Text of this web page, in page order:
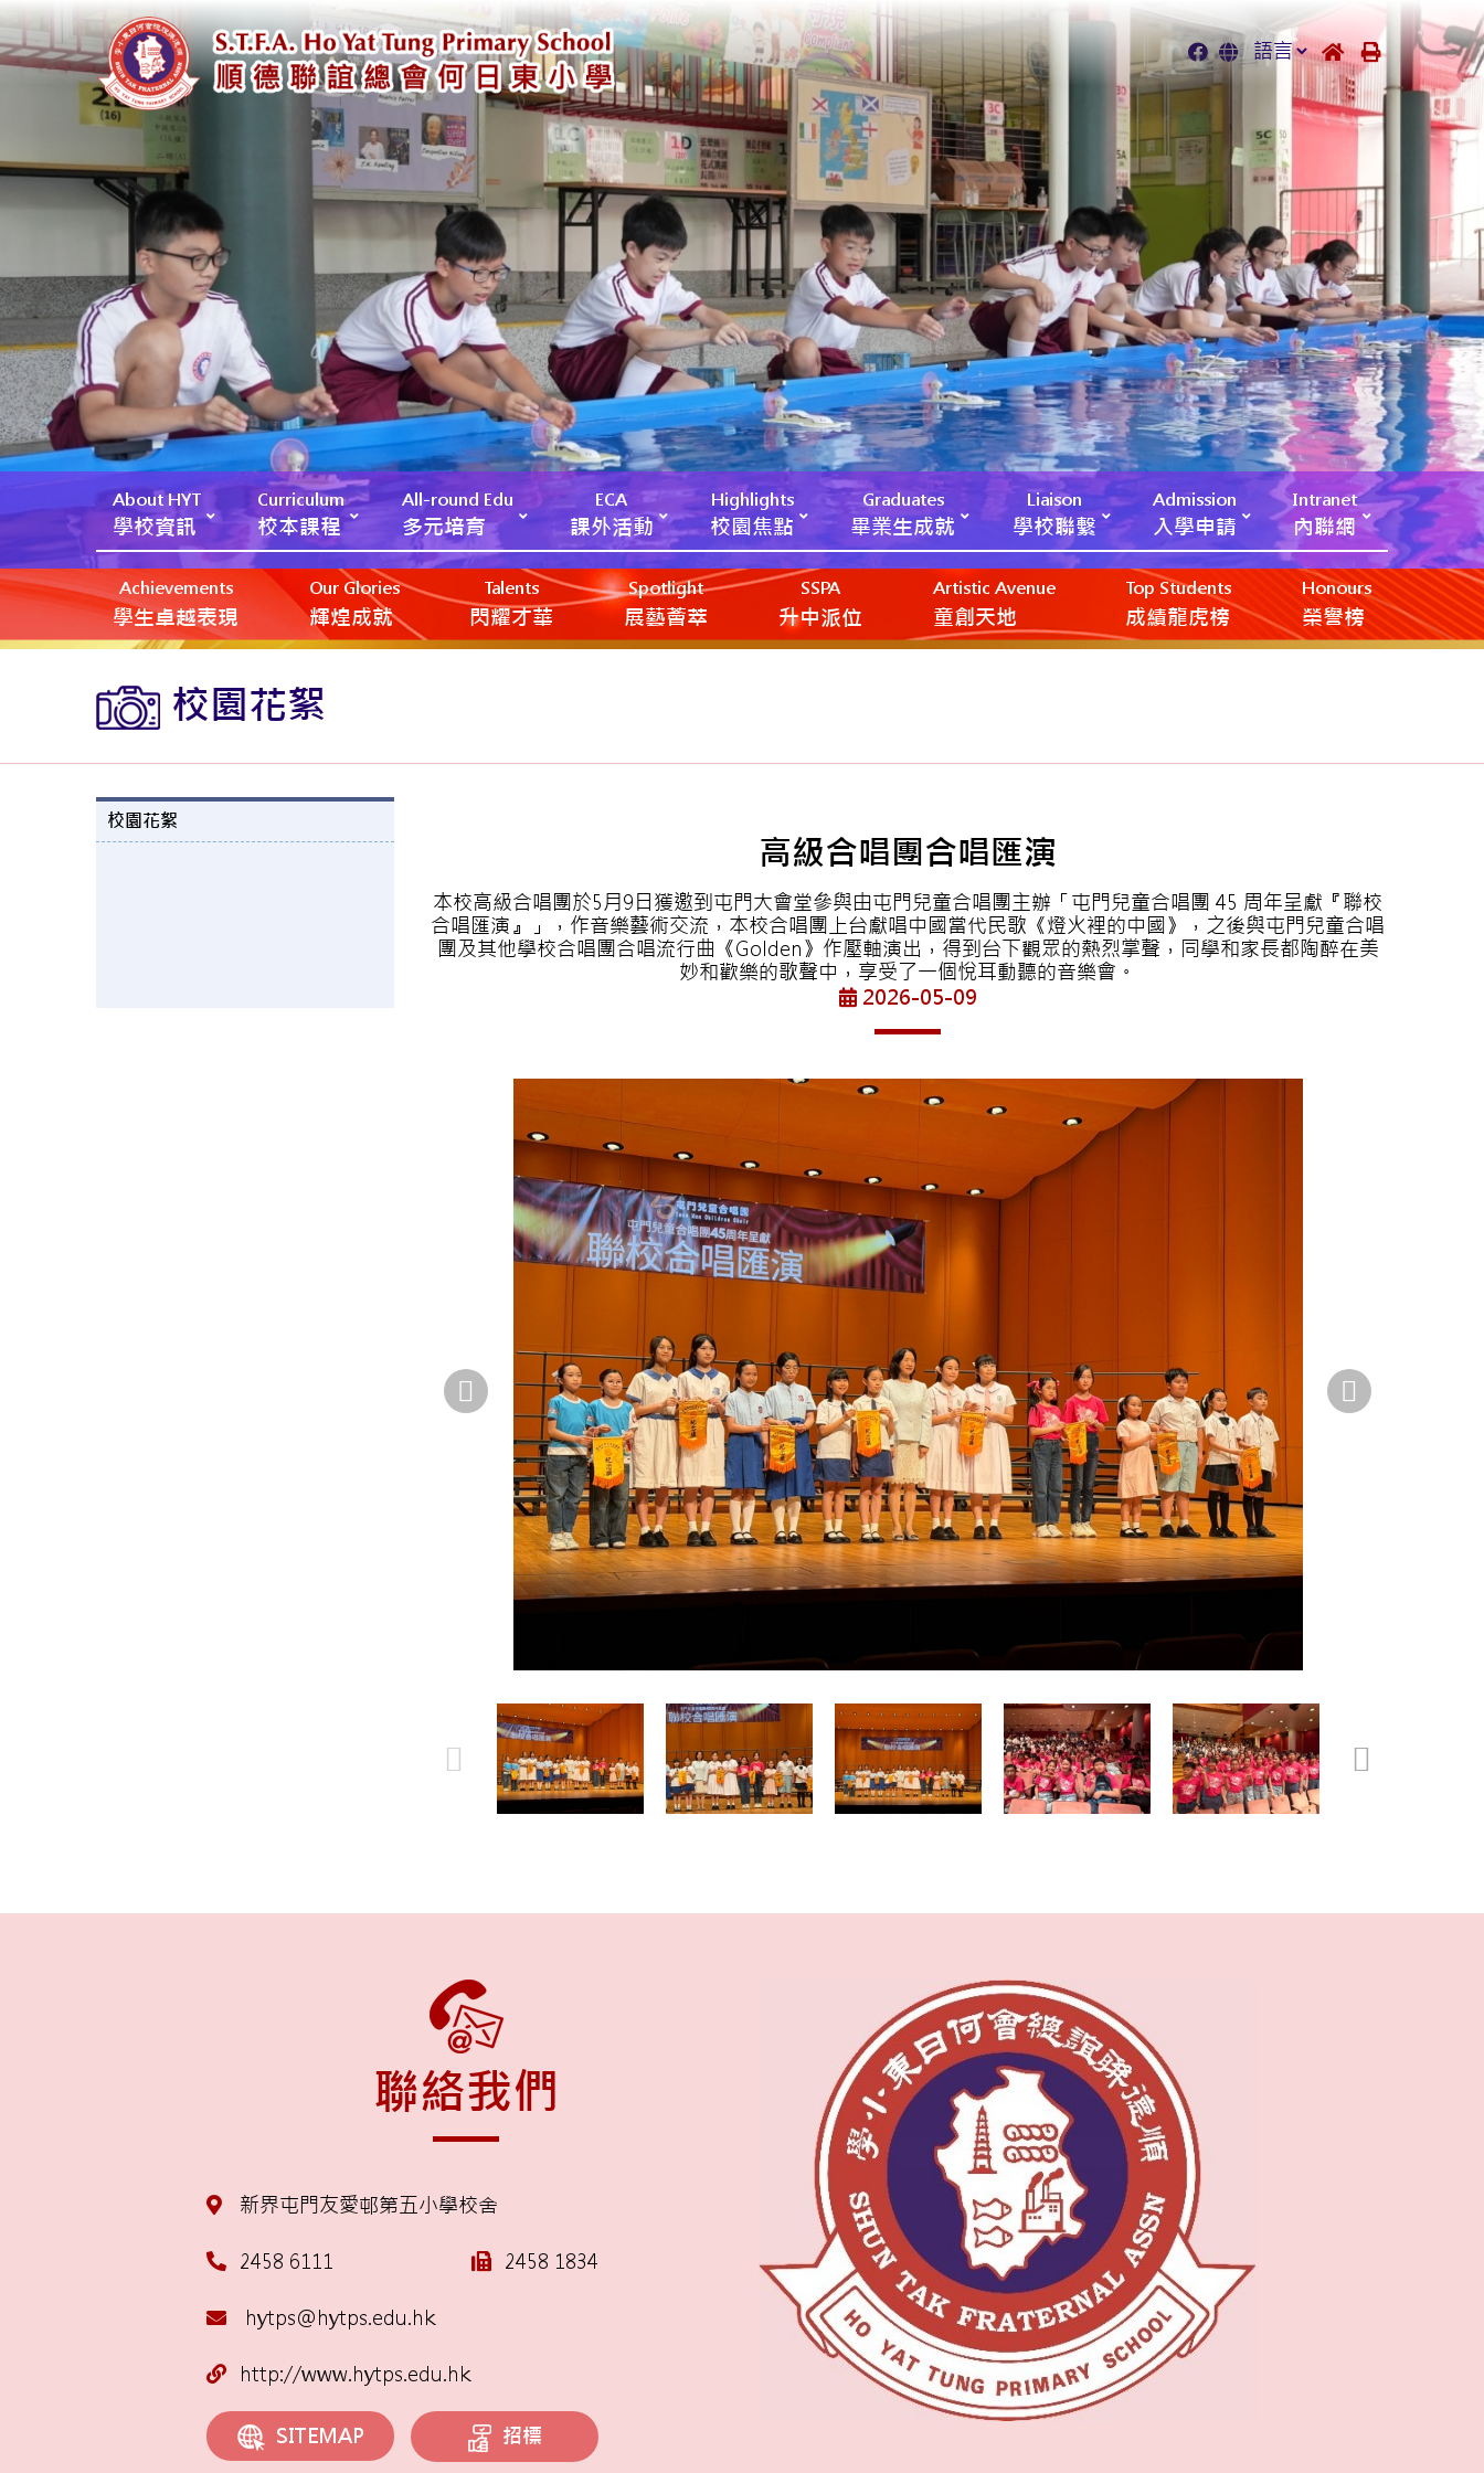
About HYT
學校資訊
Curriculum
校本課程
All-round Edu
多元培育
ECA
課外活動
Highlights
校園焦點
Graduates
畢業生成就
Liaison
學校聯繫
Admission
入學申請
Intranet
內聯網
Achievements
學生卓越表現
Our Glories
輝煌成就
Talents
閃耀才華
Spotlight
展藝薈萃
SSPA
升中派位
Artistic Avenue
‎‎‏‎ㅤ童創天地
Top Students
成績龍虎榜
Honours
榮譽榜
校園花絮
校園花絮
高級合唱團合唱匯演
本校高級合唱團於5月9日獲邀到屯門大會堂參與由屯門兒童合唱團主辦「屯門兒童合唱團 45 周年呈獻『聯校
合唱匯演』」，作音樂藝術交流，本校合唱團上台獻唱中國當代民歌《燈火裡的中國》，之後與屯門兒童合唱
團及其他學校合唱團合唱流行曲《Golden》作壓軸演出，得到台下觀眾的熱烈掌聲，同學和家長都陶醉在美
妙和歡樂的歌聲中，享受了一個悅耳動聽的音樂會。
2026-05-09
聯絡我們
新界屯門友愛邨第五小學校舍
2458 6111 2458 1834
hytps@hytps.edu.hk
http://www.hytps.edu.hk
SITEMAP 招標